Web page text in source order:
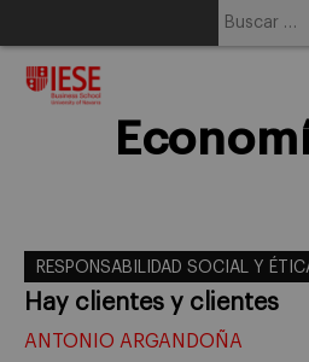
RESPONSABILIDAD SOCIAL Y
Hay clientes y clientes
ANTONIO ARGANDOÑA